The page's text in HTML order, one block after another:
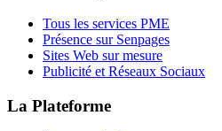
Tous les services PME
Présence sur Senpages
Sites Web sur mesure
Publicité et Réseaux Sociaux
La Plateforme